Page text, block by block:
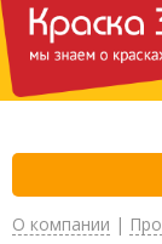
О компании |